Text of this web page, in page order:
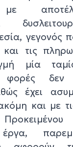
με
γεγονός
και τις
μία
φορές
έχει
και με
έργα,